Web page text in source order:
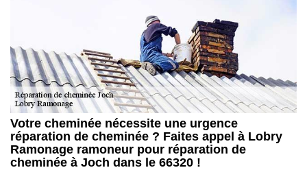
Votre cheminée nécessite une urgence
réparation de cheminée ? Faites appel à Lobry
Ramonage ramoneur pour réparation de
cheminée à Joch dans le 66320 !